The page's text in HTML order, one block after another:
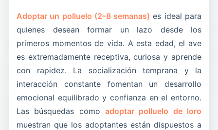
Adoptar un polluelo (2–8 semanas) es ideal para
quienes desean formar un lazo desde los
primeros momentos de vida. A esta edad, el ave
es extremadamente receptiva, curiosa y aprende
con rapidez. La socialización temprana y la
interacción constante fomentan un desarrollo
emocional equilibrado y confianza en el entorno.
Las búsquedas como adoptar polluelo de loro
muestran que los adoptantes están dispuestos a